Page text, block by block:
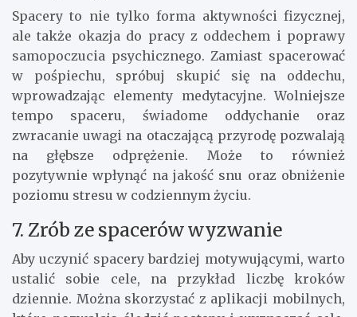
Spacery to nie tylko forma aktywności fizycznej,
ale także okazja do pracy z oddechem i poprawy
samopoczucia psychicznego. Zamiast spacerować
w pośpiechu, spróbuj skupić się na oddechu,
wprowadzając elementy medytacyjne. Wolniejsze
tempo spaceru, świadome oddychanie oraz
zwracanie uwagi na otaczającą przyrodę pozwalają
na głębsze odprężenie. Może to również
pozytywnie wpłynąć na jakość snu oraz obniżenie
poziomu stresu w codziennym życiu.
7. Zrób ze spacerów wyzwanie
Aby uczynić spacery bardziej motywującymi, warto
ustalić sobie cele, na przykład liczbę kroków
dziennie. Można skorzystać z aplikacji mobilnych,